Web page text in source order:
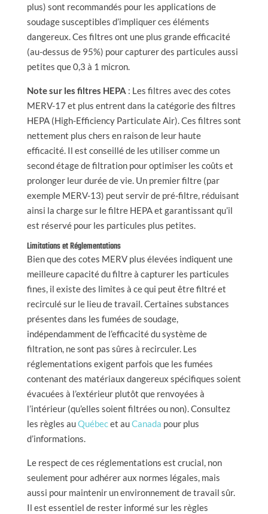
plus) sont recommandés pour les applications de
soudage susceptibles d’impliquer ces éléments
dangereux. Ces filtres ont une plus grande efficacité
(au-dessus de 95%) pour capturer des particules aussi
petites que 0,3 à 1 micron.
Note sur les filtres HEPA : Les filtres avec des cotes
MERV-17 et plus entrent dans la catégorie des filtres
HEPA (High-Efficiency Particulate Air). Ces filtres sont
nettement plus chers en raison de leur haute
efficacité. Il est conseillé de les utiliser comme un
second étage de filtration pour optimiser les coûts et
prolonger leur durée de vie. Un premier filtre (par
exemple MERV-13) peut servir de pré-filtre, réduisant
ainsi la charge sur le filtre HEPA et garantissant qu’il
est réservé pour les particules plus petites.
Limitations et Réglementations
Bien que des cotes MERV plus élevées indiquent une
meilleure capacité du filtre à capturer les particules
fines, il existe des limites à ce qui peut être filtré et
recirculé sur le lieu de travail. Certaines substances
présentes dans les fumées de soudage,
indépendamment de l’efficacité du système de
filtration, ne sont pas sûres à recirculer. Les
réglementations exigent parfois que les fumées
contenant des matériaux dangereux spécifiques soient
évacuées à l’extérieur plutôt que renvoyées à
l’intérieur (qu’elles soient filtrées ou non). Consultez
les règles auQuébecet auCanada pour plus
d’informations.
Le respect de ces réglementations est crucial, non
seulement pour adhérer aux normes légales, mais
aussi pour maintenir un environnement de travail sûr.
Il est essentiel de rester informé sur les règles